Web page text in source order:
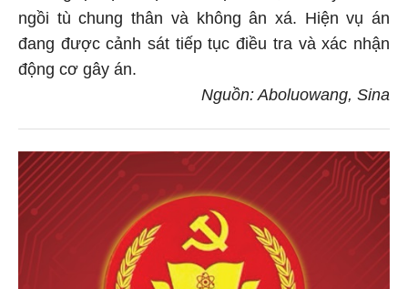
ngồi tù chung thân và không ân xá. Hiện vụ án
đang được cảnh sát tiếp tục điều tra và xác nhận
động cơ gây án.
Nguồn: Aboluowang, Sina